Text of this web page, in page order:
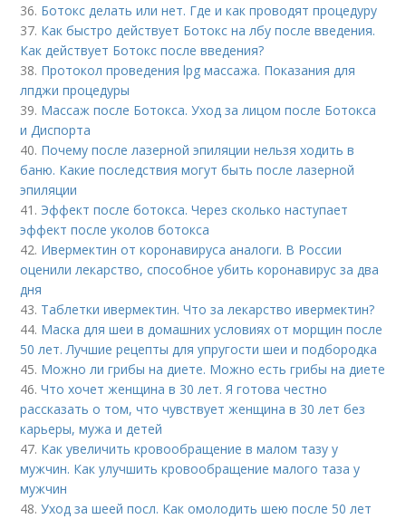
36. Ботокс делать или нет. Где и как проводят процедуру
37. Как быстро действует Ботокс на лбу после введения.
Как действует Ботокс после введения?
38. Протокол проведения lpg массажа. Показания для
лпджи процедуры
39. Массаж после Ботокса. Уход за лицом после Ботокса
и Диспорта
40. Почему после лазерной эпиляции нельзя ходить в
баню. Какие последствия могут быть после лазерной
эпиляции
41. Эффект после ботокса. Через сколько наступает
эффект после уколов ботокса
42. Ивермектин от коронавируса аналоги. В России
оценили лекарство, способное убить коронавирус за два
дня
43. Таблетки ивермектин. Что за лекарство ивермектин?
44. Маска для шеи в домашних условиях от морщин после
50 лет. Лучшие рецепты для упругости шеи и подбородка
45. Можно ли грибы на диете. Можно есть грибы на диете
46.Что хочет женщина в 30 лет. Я готова честно
рассказать о том, что чувствует женщина в 30 лет без
карьеры, мужа и детей
47. Как увеличить кровообращение в малом тазу у
мужчин. Как улучшить кровообращение малого таза у
мужчин
48.Уход за шеей посл. Как омолодить шею после 50 лет